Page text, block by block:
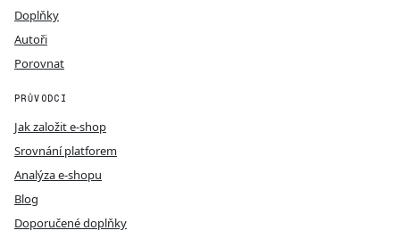
Doplňky
Autoři
Porovnat
PRŮVODCI
Jak založit e-shop
Srovnání platforem
Analýza e-shopu
Blog
Doporučené doplňky